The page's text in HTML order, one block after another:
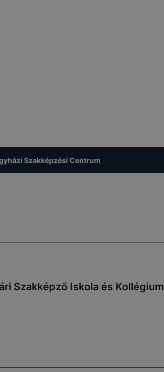
Szakképzési Centrum
Szakképző Iskola és Kollégium